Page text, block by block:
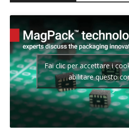
Fai clic per accettare i
abilitare questo